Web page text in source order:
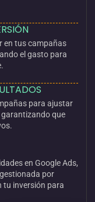
en tus campañas
el gasto para
para ajustar
que
en Google Ads,
por
tu inversión para